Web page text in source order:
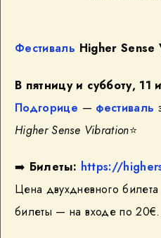
Фестиваль Higher Sense
В пятницу и субботу, 11
Подгорице — фестиваль
Higher Sense Vibration⭐
➡️ Билеты: https://
Цена двухдневного
билеты — на входе по 20€.